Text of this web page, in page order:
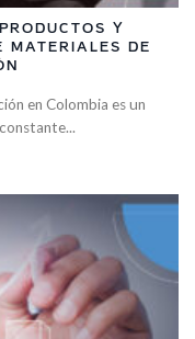
Y
MATERIALES DE
en Colombia es un